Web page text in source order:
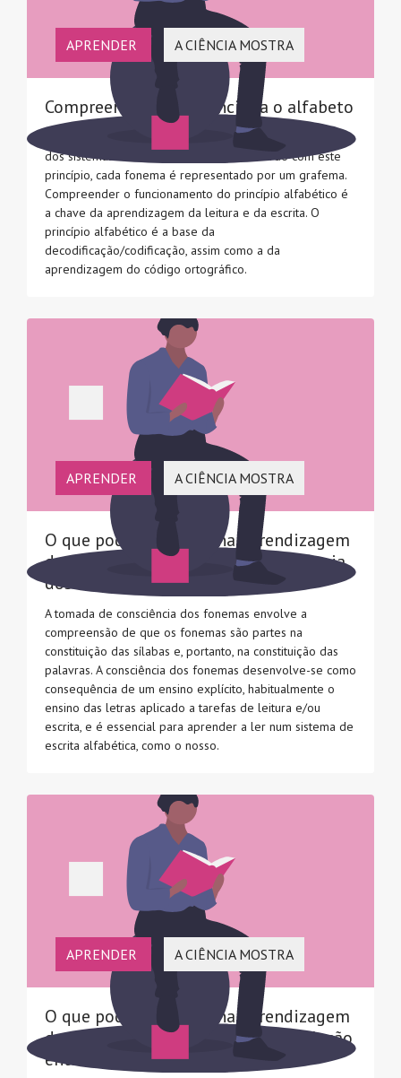
APRENDER A CIÊNCIA MOSTRA
Compreender como funciona o alfabeto
O princípio alfabético é o mecanismo de funcionamento
dos sistemas de escrita alfabética. De acordo com este
princípio, cada fonema é representado por um grafema.
Compreender o funcionamento do princípio alfabético é
a chave da aprendizagem da leitura e da escrita. O
princípio alfabético é a base da
decodificação/codificação, assim como a da
aprendizagem do código ortográfico.
APRENDER A CIÊNCIA MOSTRA
O que pode ser difícil na aprendizagem
da leitura e escrita? Tomar consciência
dos fonemas
A tomada de consciência dos fonemas envolve a
compreensão de que os fonemas são partes na
constituição das sílabas e, portanto, na constituição das
palavras. A consciência dos fonemas desenvolve-se como
consequência de um ensino explícito, habitualmente o
ensino das letras aplicado a tarefas de leitura e/ou
escrita, e é essencial para aprender a ler num sistema de
escrita alfabética, como o nosso.
APRENDER A CIÊNCIA MOSTRA
O que pode ser difícil na aprendizagem
da leitura e escrita? A complexa relação
entre letras e sons